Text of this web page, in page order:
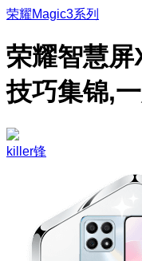
荣耀Magic3系列
荣耀智慧屏
技巧集锦,
killer锋